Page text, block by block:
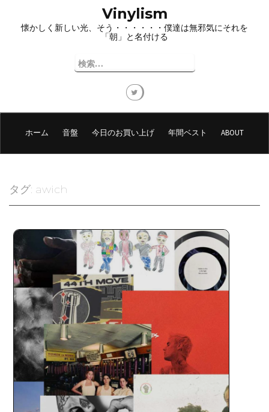
プ
Vinylism
懐かしく新しい光、そう・・・・・・僕達は無邪気にそれを
「朝」と名付ける
検
索:
ホーム 音盤 今日のお買い上げ 年間ベスト ABOUT
タグ: awich